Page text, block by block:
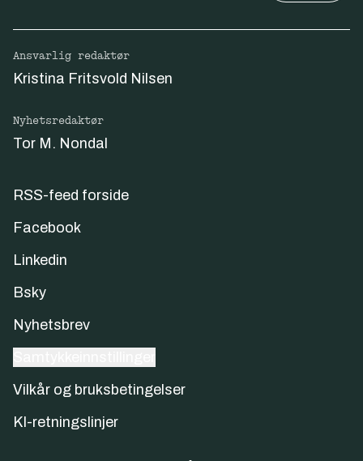
Ansvarlig redaktør
Kristina Fritsvold Nilsen
Nyhetsredaktør
Tor M. Nondal
RSS-feed forside
Facebook
Linkedin
Bsky
Nyhetsbrev
Vilkår og bruksbetingelser
KI-retningslinjer